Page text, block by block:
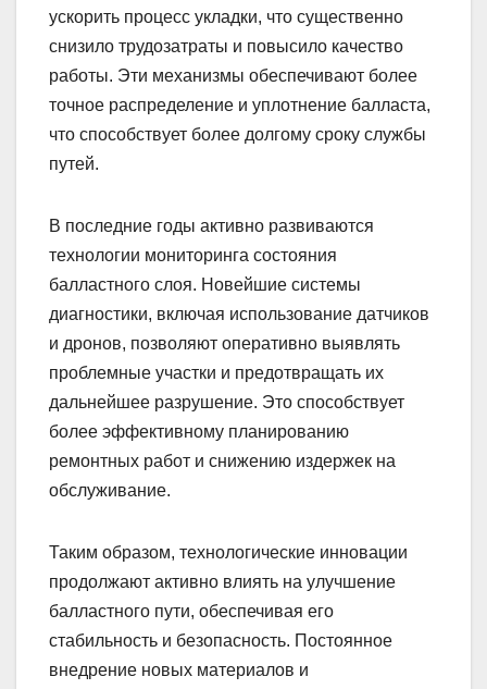
ускорить процесс укладки, что существенно
снизило трудозатраты и повысило качество
работы. Эти механизмы обеспечивают более
точное распределение и уплотнение балласта,
что способствует более долгому сроку службы
путей.
В последние годы активно развиваются
технологии мониторинга состояния
балластного слоя. Новейшие системы
диагностики, включая использование датчиков
и дронов, позволяют оперативно выявлять
проблемные участки и предотвращать их
дальнейшее разрушение. Это способствует
более эффективному планированию
ремонтных работ и снижению издержек на
обслуживание.
Таким образом, технологические инновации
продолжают активно влиять на улучшение
балластного пути, обеспечивая его
стабильность и безопасность. Постоянное
внедрение новых материалов и